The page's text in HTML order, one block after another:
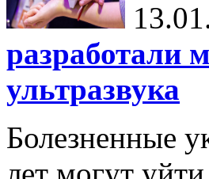
разработали
ультразвука
Болезненные